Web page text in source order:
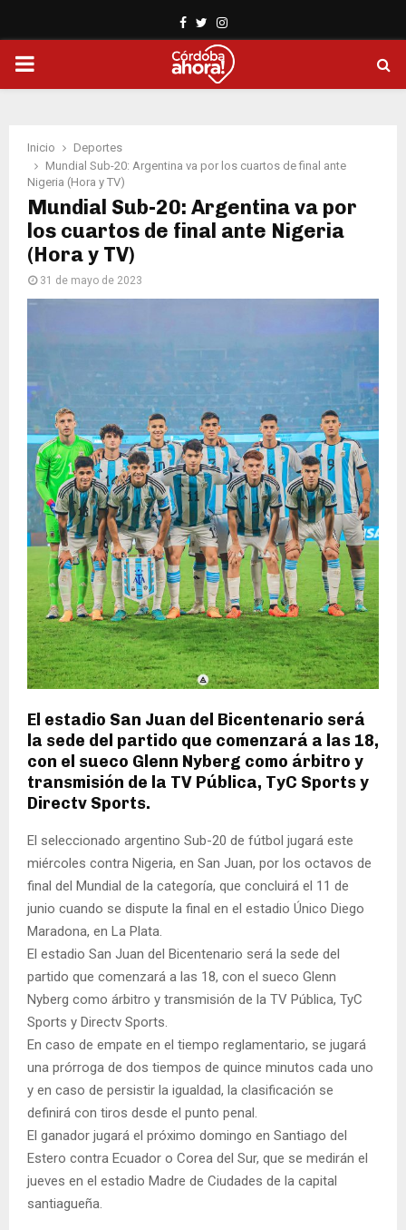
Facebook
TwitterInstagram
PRIMARY
Inicio
Deportes
Mundial Sub-20: Argentina va por los cuartos de final ante
Nigeria (Hora y TV)
Mundial Sub-20: Argentina va por
los cuartos de final ante Nigeria
(Hora y TV)
31 de mayo de 2023
El estadio San Juan del Bicentenario será
la sede del partido que comenzará a las 18,
con el sueco Glenn Nyberg como árbitro y
transmisión de la TV Pública, TyC Sports y
Directv Sports.
El seleccionado argentino Sub-20 de fútbol jugará este
miércoles contra Nigeria, en San Juan, por los octavos de
final del Mundial de la categoría, que concluirá el 11 de
junio cuando se dispute la final en el estadio Único Diego
Maradona, en La Plata.
El estadio San Juan del Bicentenario será la sede del
partido que comenzará a las 18, con el sueco Glenn
Nyberg como árbitro y transmisión de la TV Pública, TyC
Sports y Directv Sports.
En caso de empate en el tiempo reglamentario, se jugará
una prórroga de dos tiempos de quince minutos cada uno
y en caso de persistir la igualdad, la clasificación se
definirá con tiros desde el punto penal.
El ganador jugará el próximo domingo en Santiago del
Estero contra Ecuador o Corea del Sur, que se medirán el
jueves en el estadio Madre de Ciudades de la capital
santiagueña.